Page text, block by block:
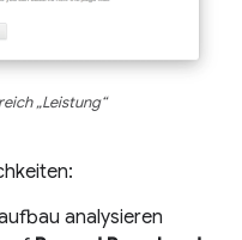
„Leistung“
analysieren